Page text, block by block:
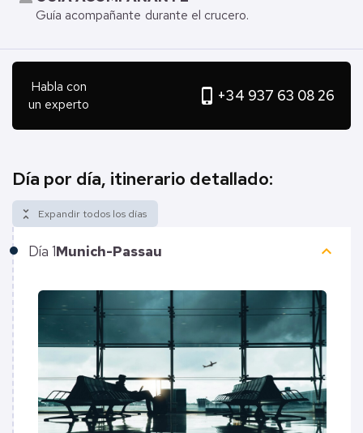
Guía acompañante durante el crucero.
Habla con
un experto
phone_iphone +34 937 63 08 26
Día por día, itinerario detallado:
Día 1Munich-Passau keyboard_arrow_up
unfold_less Expandir todos los días